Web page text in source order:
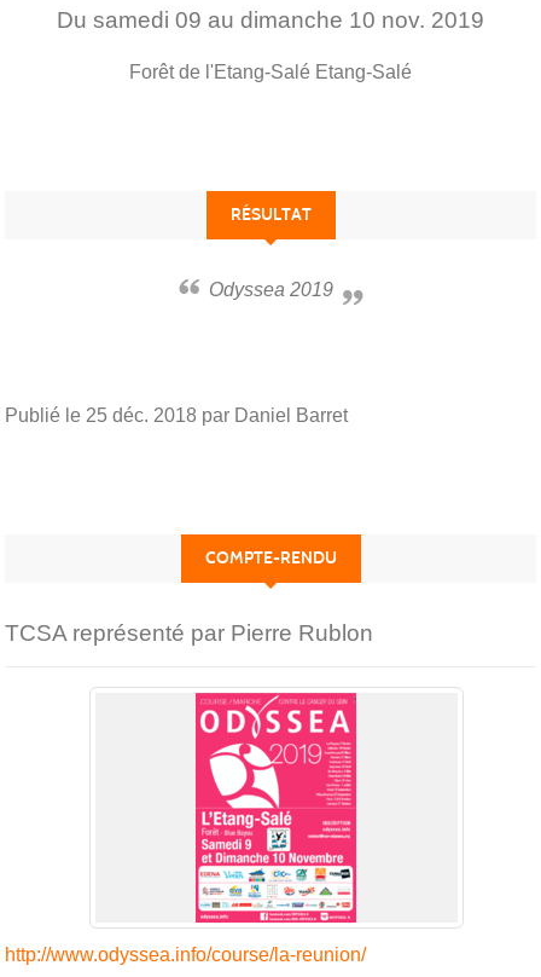
Du samedi 09 au dimanche 10 nov. 2019
Forêt de l'Etang-Salé Etang-Salé
RÉSULTAT
Odyssea 2019
Publié le 25 déc. 2018 par Daniel Barret
COMPTE-RENDU
TCSA représenté par Pierre Rublon
http://www.odyssea.info/course/la-reunion/